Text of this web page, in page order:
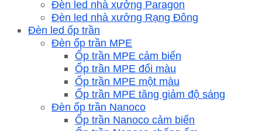
Đèn led nhà xưởng Paragon
Đèn led nhà xưởng Rạng Đông
Đèn led ốp trần
Đèn ốp trần MPE
Ốp trần MPE cảm biến
Ốp trần MPE đổi màu
Ốp trần MPE một màu
Ốp trần MPE tăng giảm độ sáng
Đèn ốp trần Nanoco
Ốp trần Nanoco cảm biến